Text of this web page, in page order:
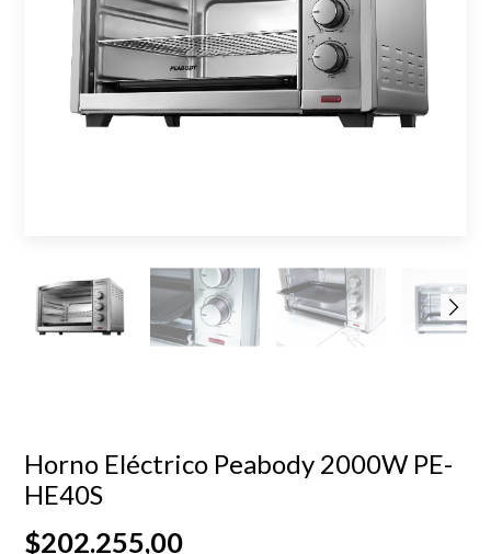
Horno Eléctrico Peabody 2000W PE-
HE40S
$202.255,00